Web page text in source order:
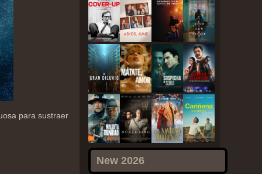
New 2026
para sustraer